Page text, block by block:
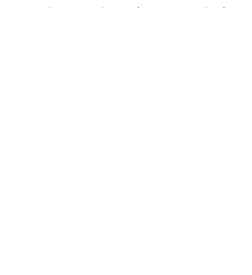
parceria com a @petrobras, por meio do